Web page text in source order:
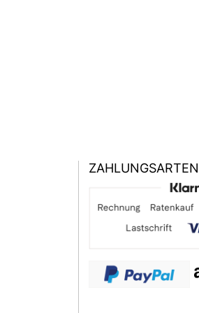
ZAHLUNGSARTEN